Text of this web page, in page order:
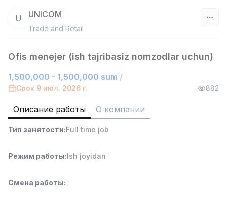
Фильтр
Продавец-консультант
MONDO BEST
Full time job
Ish joyidan
7,000,000 - 15,000,000 sum
U UNICOM
Trade and Retail
Ofis menejer (ish tajribasiz nomzodlar uchun)
1,500,000 - 1,500,000 sum /
Срок 9 июл. 2026 г. 882
Описание работы О компании
Тип занятости:Full time job
Режим работы:Ish joyidan
Смена работы: